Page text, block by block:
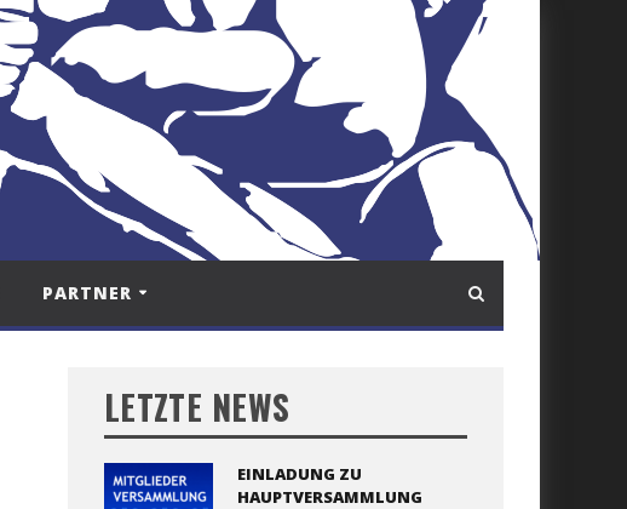
PARTNER
LETZTE NEWS
EINLADUNG ZU
HAUPTVERSAMMLUNG